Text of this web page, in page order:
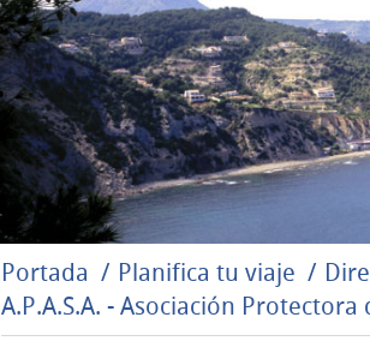
Portada Planifica tu viaje
A.P.A.S.A. - Asociación Protectora